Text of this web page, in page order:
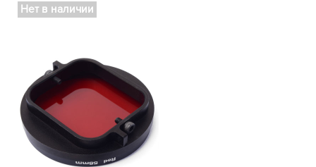
Нет в наличии